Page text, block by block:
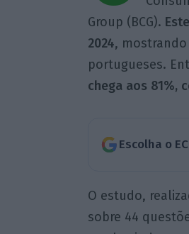
Group (BCG).
2024,
portugueses.
chega aos 81%,
Escolha o
O estudo,
sobre 44